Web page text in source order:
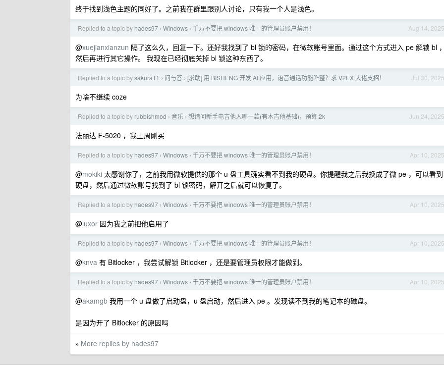
终于找到浅色主题的同好了。之前我在群里跟别人讨论，只有我一个人是浅色。
Aug 14, 2025
Replied to a topic by hades97 › Windows › 千万不要把 windows 唯一的管理员账户禁用！
@xuejianxianzun 隔了这么久，回复一下。还好我找到了 bl 锁的密码，在微软账号里面。通过这个方式进入 pe 解锁 bl ，
然后再进行其它操作。 我现在已经彻底关掉 bl 锁这种东西了。
Jul 30, 2025
Replied to a topic bysakuraT1 › 问与答 › [求助] 用 BISHENG 开发 AI 应用，语音通话功能咋整？求 V2EX 大佬支招！
为啥不继续 coze
Jun 24, 2025
Replied to a topic by rubbishmod › 音乐 › 想请问新手电吉他入哪一款(有木吉他基础)，预算 2k
法丽达 F-5020 ，我上周刚买
Apr 10, 2025
Replied to a topic by hades97 › Windows › 千万不要把 windows 唯一的管理员账户禁用！
@mokiki 太感谢你了，之前我用微软提供的那个 u 盘工具确实看不到我的硬盘。你提醒我之后我换成了微 pe ，可以看到
硬盘，然后通过微软账号找到了 bl 锁密码，解开之后就可以恢复了。
Apr 10, 2025
Replied to a topic by hades97 › Windows › 千万不要把 windows 唯一的管理员账户禁用！
@luxor 因为我之前把他启用了
Apr 10, 2025
Replied to a topic by hades97 › Windows › 千万不要把 windows 唯一的管理员账户禁用！
@knva 有 Bitlocker ，我尝试解锁 Bitlocker ，还是要管理员权限才能做到。
Apr 10, 2025
Replied to a topic by hades97 › Windows › 千万不要把 windows 唯一的管理员账户禁用！
@akamgb 我用一个 u 盘做了启动盘，u 盘启动，然后进入 pe 。发现读不到我的笔记本的磁盘。
是因为开了 Bitlocker 的原因吗
» More replies by hades97